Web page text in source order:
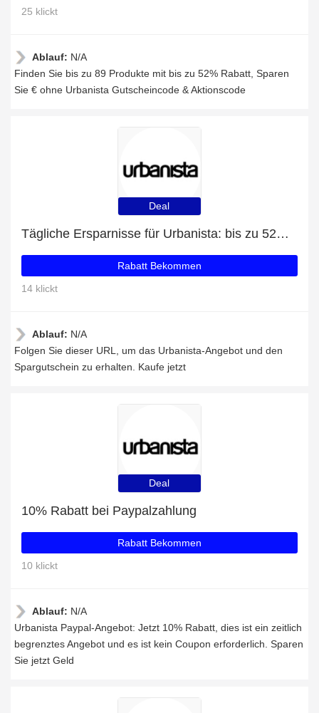
25 klickt
Ablauf: N/A
Finden Sie bis zu 89 Produkte mit bis zu 52% Rabatt, Sparen
Sie € ohne Urbanista Gutscheincode & Aktionscode
Deal
Tägliche Ersparnisse für Urbanista: bis zu 52% Rabatt + kostenlose Geschenke und mehr
Rabatt Bekommen
14 klickt
Ablauf: N/A
Folgen Sie dieser URL, um das Urbanista-Angebot und den
Spargutschein zu erhalten. Kaufe jetzt
Deal
10% Rabatt bei Paypalzahlung
Rabatt Bekommen
10 klickt
Ablauf: N/A
Urbanista Paypal-Angebot: Jetzt 10% Rabatt, dies ist ein zeitlich
begrenztes Angebot und es ist kein Coupon erforderlich. Sparen
Sie jetzt Geld